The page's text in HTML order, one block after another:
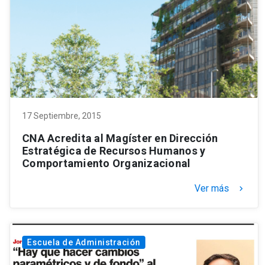
17 Septiembre, 2015
CNA Acredita al Magíster en Dirección
Estratégica de Recursos Humanos y
Comportamiento Organizacional
Ver más keyboard_arrow_right
Escuela de Administración